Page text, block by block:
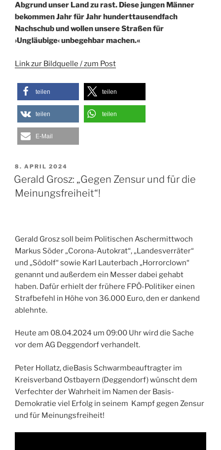
Abgrund unser Land zu rast. Diese jungen Männer
bekommen Jahr für Jahr hunderttausendfach
Nachschub und wollen unsere Straßen für
›Ungläubige‹ unbegehbar machen.«
Link zur Bildquelle / zum Post
teilen teilen
teilen teilen
E-Mail
VERÖFFENTLICHT
AM
8. APRIL 2024
Gerald Grosz: „Gegen Zensur und für die
Meinungsfreiheit“!
Gerald Grosz soll beim Politischen Aschermittwoch
Markus Söder „Corona-Autokrat“, „Landesverräter“
und „Södolf“ sowie Karl Lauterbach „Horrorclown“
genannt und außerdem ein Messer dabei gehabt
haben. Dafür erhielt der frühere FPÖ-Politiker einen
Strafbefehl in Höhe von 36.000 Euro, den er dankend
ablehnte.
Heute am 08.04.2024 um 09:00 Uhr wird die Sache
vor dem AG Deggendorf verhandelt.
Peter Hollatz, dieBasis Schwarmbeauftragter im
Kreisverband Ostbayern (Deggendorf) wünscht dem
Verfechter der Wahrheit im Namen der Basis-
Demokratie viel Erfolg in seinem Kampf gegen Zensur
und für Meinungsfreiheit!